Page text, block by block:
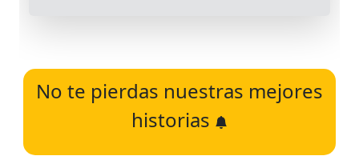
No te pierdas nuestras mejores
historias